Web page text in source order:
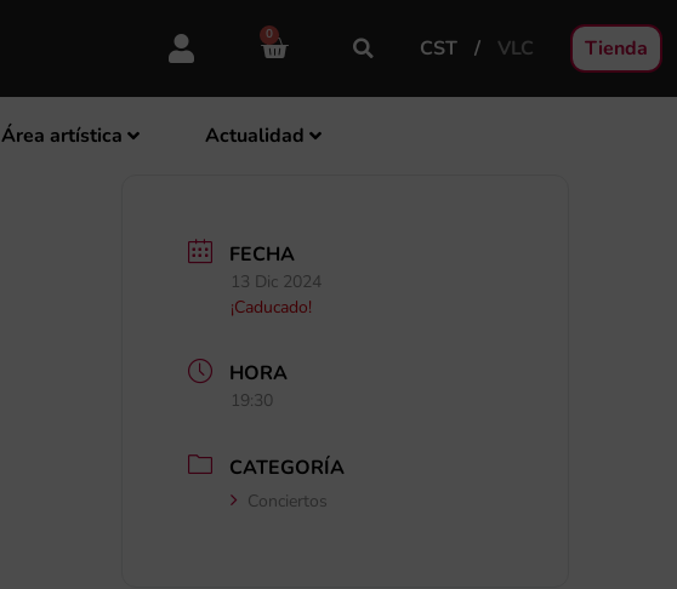
0
CST VLC Tienda
Área artística Actualidad
FECHA
13 Dic 2024
¡Caducado!
HORA
19:30
CATEGORÍA
Conciertos